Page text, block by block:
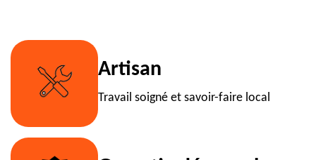
Artisan
Travail soigné et savoir-faire local